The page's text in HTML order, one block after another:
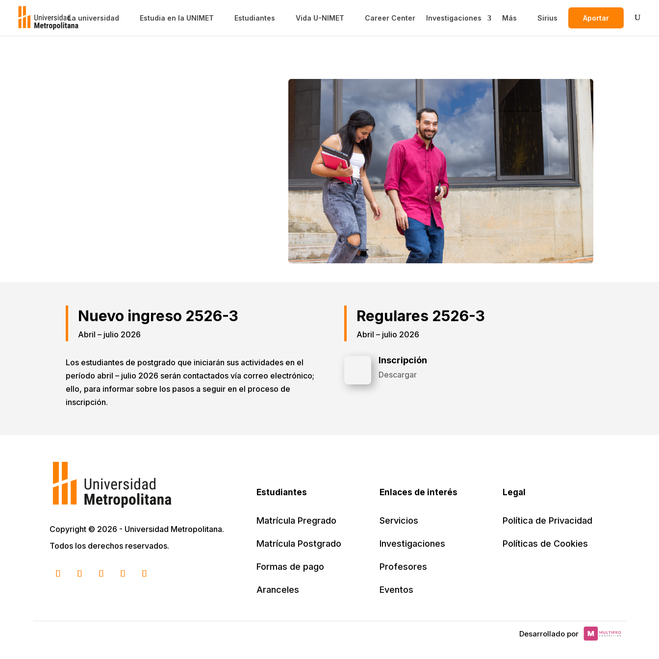
La universidad Estudia en la UNIMET Estudiantes Vida U-NIMET Career Center Investigaciones Más Sirius Aportar
Nuevo ingreso 2526-3
Abril – julio 2026
Los estudiantes de postgrado que iniciarán sus actividades en el
período abril – julio 2026 serán contactados vía correo electrónico;
ello, para informar sobre los pasos a seguir en el proceso de
inscripción.
Regulares 2526-3
Abril – julio 2026
Inscripción
Descargar
Copyright © 2026 - Universidad Metropolitana.
Todos los derechos reservados.
Estudiantes
Matrícula Pregrado
Matrícula Postgrado
Formas de pago
Aranceles
Enlaces de interés
Servicios
Investigaciones
Profesores
Eventos
Legal
Política de Privacidad
Políticas de Cookies
Desarrollado por